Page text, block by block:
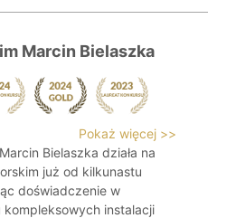
Marcin Bielaszka
Pokaż więcej >>
Bielaszka działa na
już od kilkunastu
doświadczenie w
instalacji